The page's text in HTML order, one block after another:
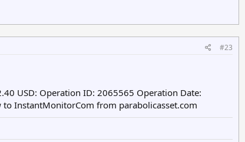
#23
USD: Operation ID: 2065565 Operation Date:
to InstantMonitorCom from parabolicasset.com